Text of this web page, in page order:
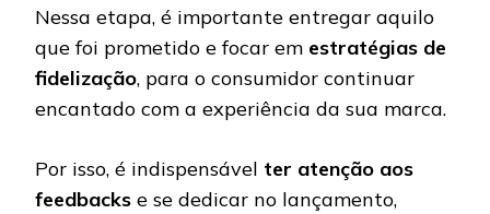
Nessa etapa, é importante entregar aquilo
que foi prometido e focar em estratégias de
fidelização, para o consumidor continuar
encantado com a experiência da sua marca.
Por isso, é indispensável ter atenção aos
feedbacks e se dedicar no lançamento,